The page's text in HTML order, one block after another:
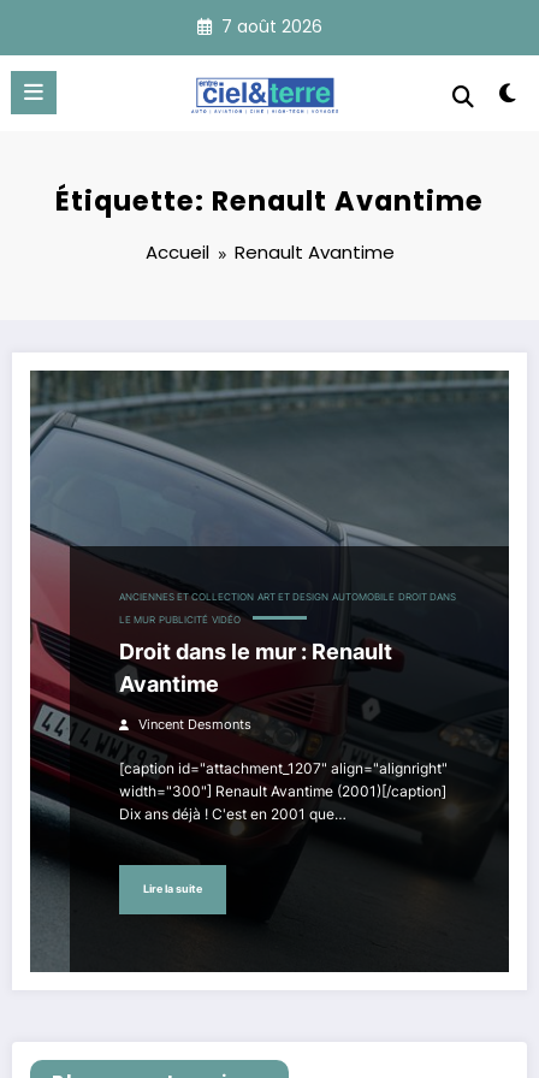
contenu
7 août 2026
Étiquette: Renault Avantime
Accueil Renault Avantime
ANCIENNES ET COLLECTION ART ET DESIGN AUTOMOBILE DROIT DANS
LE MUR PUBLICITÉ VIDÉO
Droit dans le mur : Renault
Avantime
Vincent Desmonts
[caption id="attachment_1207" align="alignright"
width="300"] Renault Avantime (2001)[/caption]
Dix ans déjà ! C'est en 2001 que…
Lire la suite